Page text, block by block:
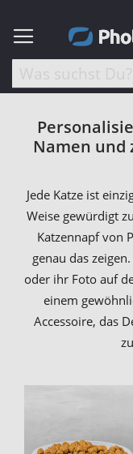
Namen und
Jede Katze ist
Weise gewürdigt
Katzennapf von
genau das
oder ihr Foto auf
einem
Accessoire, das